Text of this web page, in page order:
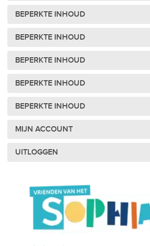
BEPERKTE INHOUD
BEPERKTE INHOUD
BEPERKTE INHOUD
BEPERKTE INHOUD
BEPERKTE INHOUD
MIJN ACCOUNT
UITLOGGEN